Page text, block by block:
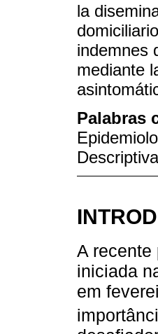
la
indemnes
mediante
Palabras
Descriptiva
A recente
iniciada
em